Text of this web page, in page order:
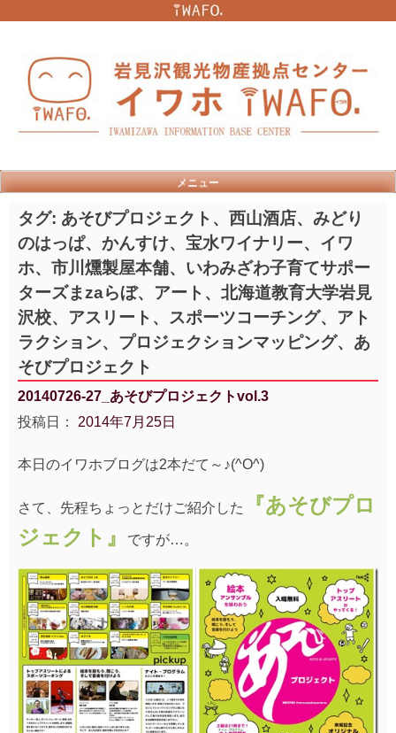
メニュー
タグ: あそびプロジェクト、西山酒店、みどり
のはっぱ、かんすけ、宝水ワイナリー、イワ
ホ、市川燻製屋本舗、いわみざわ子育てサポー
ターズまzaらぼ、アート、北海道教育大学岩見
沢校、アスリート、スポーツコーチング、アト
ラクション、プロジェクションマッピング、あ
そびプロジェクト
20140726-27_あそびプロジェクトvol.3
投稿日： 2014年7月25日
本日のイワホブログは2本だて～♪(^O^)
さて、先程ちょっとだけご紹介した
『あそびプロ
ジェクト』
ですが…。